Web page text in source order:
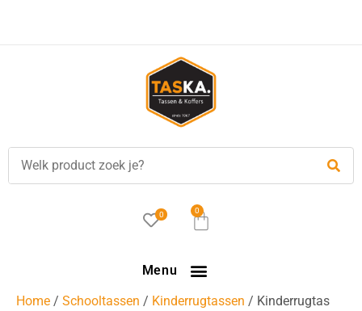
0 0
Menu
Home / Schooltassen / Kinderrugtassen / Kinderrugtas